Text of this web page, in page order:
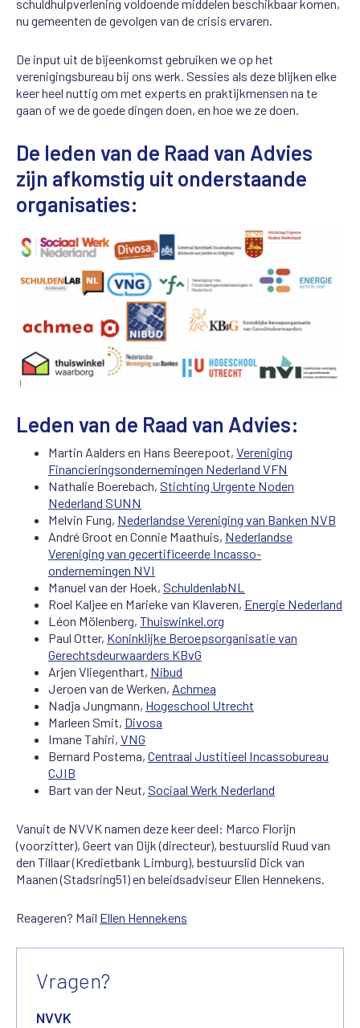
schuldhulpverlening voldoende middelen beschikbaar komen,
nu gemeenten de gevolgen van de crisis ervaren.
De input uit de bijeenkomst gebruiken we op het
verenigingsbureau bij ons werk. Sessies als deze blijken elke
keer heel nuttig om met experts en praktijkmensen na te
gaan of we de goede dingen doen, en hoe we ze doen.
De leden van de Raad van Advies
zijn afkomstig uit onderstaande
organisaties:
Leden van de Raad van Advies:
Martin Aalders en Hans Beerepoot, Vereniging
Financieringsondernemingen Nederland VFN
Nathalie Boerebach, Stichting Urgente Noden
Nederland SUNN
Melvin Fung, Nederlandse Vereniging van Banken NVB
André Groot en Connie Maathuis, Nederlandse
Vereniging van gecertificeerde Incasso-
ondernemingen NVI
Manuel van der Hoek, SchuldenlabNL
Roel Kaljee en Marieke van Klaveren, Energie Nederland
Léon Mölenberg, Thuiswinkel.org
Paul Otter, Koninklijke Beroepsorganisatie van
Gerechtsdeurwaarders KBvG
Arjen Vliegenthart, Nibud
Jeroen van de Werken, Achmea
Nadja Jungmann, Hogeschool Utrecht
Marleen Smit, Divosa
Imane Tahiri, VNG
Bernard Postema, Centraal Justitieel Incassobureau
CJIB
Bart van der Neut, Sociaal Werk Nederland
Vanuit de NVVK namen deze keer deel: Marco Florijn
(voorzitter), Geert van Dijk (directeur), bestuurslid Ruud van
den Tillaar (Kredietbank Limburg), bestuurslid Dick van
Maanen (Stadsring51) en beleidsadviseur Ellen Hennekens.
Reageren? Mail Ellen Hennekens
Vragen?
NVVK